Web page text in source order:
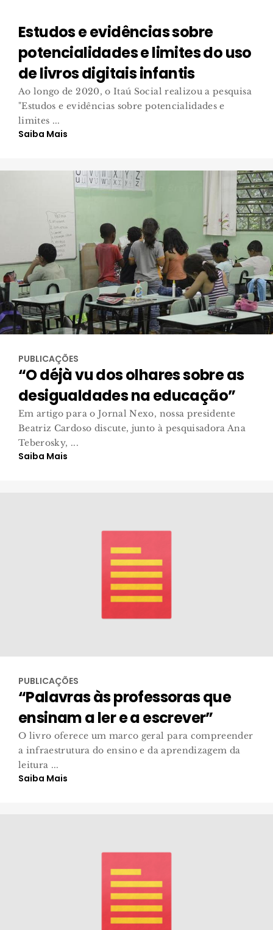
Estudos e evidências sobre
potencialidades e limites do uso
de livros digitais infantis
Ao longo de 2020, o Itaú Social realizou a pesquisa
"Estudos e evidências sobre potencialidades e
limites ...
Saiba Mais
PUBLICAÇÕES
“O déjà vu dos olhares sobre as
desigualdades na educação”
Em artigo para o Jornal Nexo, nossa presidente
Beatriz Cardoso discute, junto à pesquisadora Ana
Teberosky, ...
Saiba Mais
PUBLICAÇÕES
“Palavras às professoras que
ensinam a ler e a escrever”
O livro oferece um marco geral para compreender
a infraestrutura do ensino e da aprendizagem da
leitura ...
Saiba Mais